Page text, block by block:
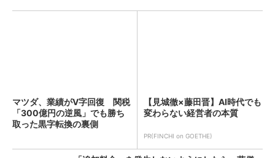
マツダ、業績がV字回復 関税
「300億円の逆風」でも勝ち
取った黒字転換の裏側
【見城徹×藤田晋】AI時代でも
変わらない経営者の本質
PR(FINCHI on GOETHE)